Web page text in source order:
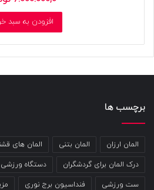
افزودن به سبد
برچسب ها
المان ارزان المان بتنی المان های
درک المان برای گردشگران دستگاه ورزشی
ست ورزشی فنداسیون برج نوری